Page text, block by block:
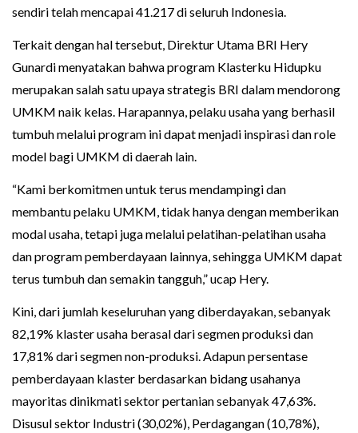
sendiri telah mencapai 41.217 di seluruh Indonesia.
Terkait dengan hal tersebut, Direktur Utama BRI Hery
Gunardi menyatakan bahwa program Klasterku Hidupku
merupakan salah satu upaya strategis BRI dalam mendorong
UMKM naik kelas. Harapannya, pelaku usaha yang berhasil
tumbuh melalui program ini dapat menjadi inspirasi dan role
model bagi UMKM di daerah lain.
“Kami berkomitmen untuk terus mendampingi dan
membantu pelaku UMKM, tidak hanya dengan memberikan
modal usaha, tetapi juga melalui pelatihan-pelatihan usaha
dan program pemberdayaan lainnya, sehingga UMKM dapat
terus tumbuh dan semakin tangguh,” ucap Hery.
Kini, dari jumlah keseluruhan yang diberdayakan, sebanyak
82,19% klaster usaha berasal dari segmen produksi dan
17,81% dari segmen non-produksi. Adapun persentase
pemberdayaan klaster berdasarkan bidang usahanya
mayoritas dinikmati sektor pertanian sebanyak 47,63%.
Disusul sektor Industri (30,02%), Perdagangan (10,78%),